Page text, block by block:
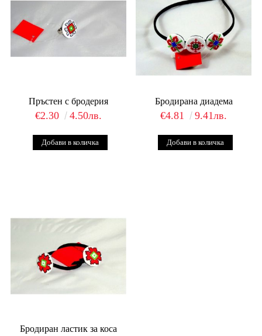
Пръстен с бродерия
€2.30 4.50лв.
Бродирана диадема
€4.81 9.41лв.
Бродиран ластик за коса